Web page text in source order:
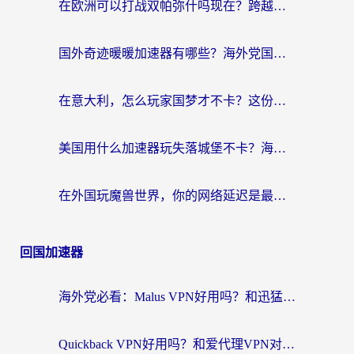
在欧洲可以打战双帕弥什吗现在？跨越延迟墙的实战指南
国外奇迹暖暖加速器有哪些？海外党国服游戏畅玩终极指南（附亲测推荐）
在意大利，怎么玩家国梦才不卡？这份终极加速指南请收好
美国用什么加速器玩失落城堡不卡？海外党亲测有效的国服游戏加速指南
在外国玩魔兽世界，你的网络延迟是最大的敌人
回国加速器
海外党必看：Malus VPN好用吗？和迅猛兔VPN对比哪个回国效果更好？附真实体验与避坑指南
Quickback VPN好用吗？和爱代理VPN对比哪个回国效果更好？